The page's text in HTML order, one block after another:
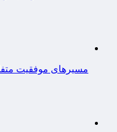
مسیرهای موفقیت